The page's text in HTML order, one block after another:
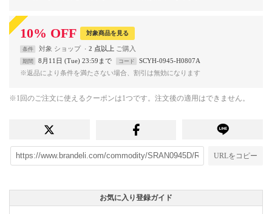
10% OFF 対象商品を見る
条件 対象 ショップ 2 点以上
期間 8月11日 (Tue) 23:59まで コード
SCYH-0945-H0807A
※返品により条件を満たさない場合、割引は無効になります
※1回のご注文に使えるクーポンは1つです。注文後の適用はできません。
URLをコピー
お気に入り登録ガイド